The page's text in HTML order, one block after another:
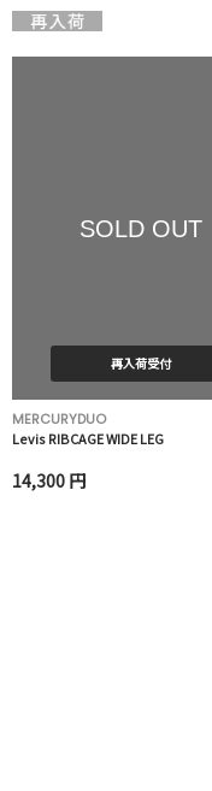
SOLD OUT
再入荷受付
MERCURYDUO
Levis RIBCAGE WIDE LEG
14,300 円